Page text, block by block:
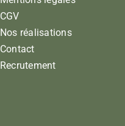
CGV
Nos réalisations
Contact
Recrutement